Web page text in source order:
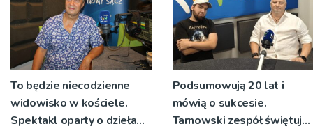
To będzie niecodzienne
widowisko w kościele.
Spektakl oparty o dzieła
Podsumowują 20 lat i
mówią o sukcesie.
Tarnowski zespół świętuje